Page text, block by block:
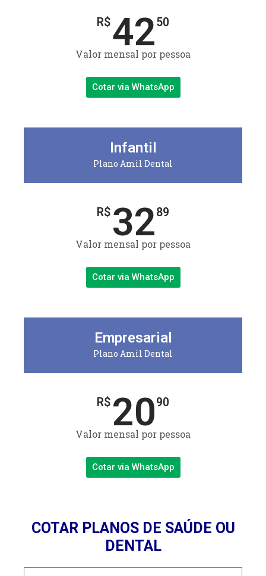
R$4250
Valor mensal por pessoa
Cotar via WhatsApp
Infantil
Plano Amil Dental
R$ 3289
Valor mensal por pessoa
Cotar via WhatsApp
Empresarial
Plano Amil Dental
R$ 2090
Valor mensal por pessoa
Cotar via WhatsApp
COTAR PLANOS DE SAÚDE OU
DENTAL